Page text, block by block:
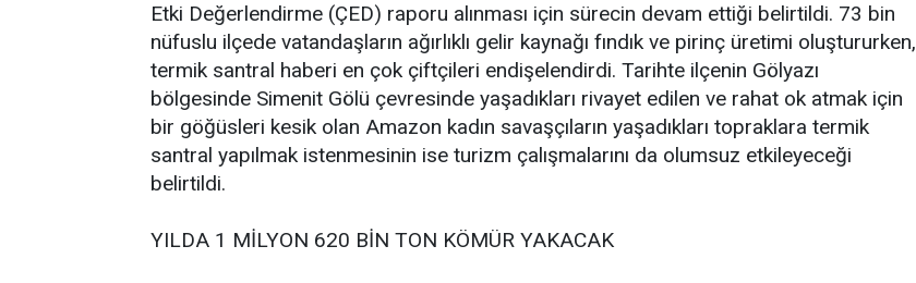
Etki Değerlendirme (ÇED) raporu alınması için sürecin devam ettiği belirtildi. 73 bin
nüfuslu ilçede vatandaşların ağırlıklı gelir kaynağı fındık ve pirinç üretimi oluştururken,
termik santral haberi en çok çiftçileri endişelendirdi. Tarihte ilçenin Gölyazı
bölgesinde Simenit Gölü çevresinde yaşadıkları rivayet edilen ve rahat ok atmak için
bir göğüsleri kesik olan Amazon kadın savaşçıların yaşadıkları topraklara termik
santral yapılmak istenmesinin ise turizm çalışmalarını da olumsuz etkileyeceği
belirtildi.
YILDA 1 MİLYON 620 BİN TON KÖMÜR YAKACAK